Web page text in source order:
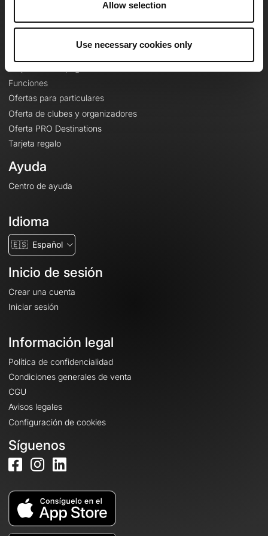
Allow selection
Use necessary cookies only
Le Mag'
Funciones
Ofertas para particulares
Oferta de clubes y organizadores
Oferta PRO Destinations
Tarjeta regalo
Ayuda
Centro de ayuda
Idioma
🇪🇸 Español
Inicio de sesión
Crear una cuenta
Iniciar sesión
Información legal
Política de confidencialidad
Condiciones generales de venta
CGU
Avisos legales
Configuración de cookies
Síguenos